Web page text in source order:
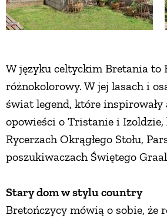
W języku celtyckim Bretania to
różnokolorowy. W jej lasach i
świat legend, które
opowieści o Tristanie i
Rycerzach Okrągłego Stołu,
poszukiwaczach Świętego
Stary dom w stylu country
Bretończycy mówią o sobie, że
RĘKODZIEŁO
ZWYCZAJE
ZRÓB TO
PRZEPISY
ŚNIADANIA